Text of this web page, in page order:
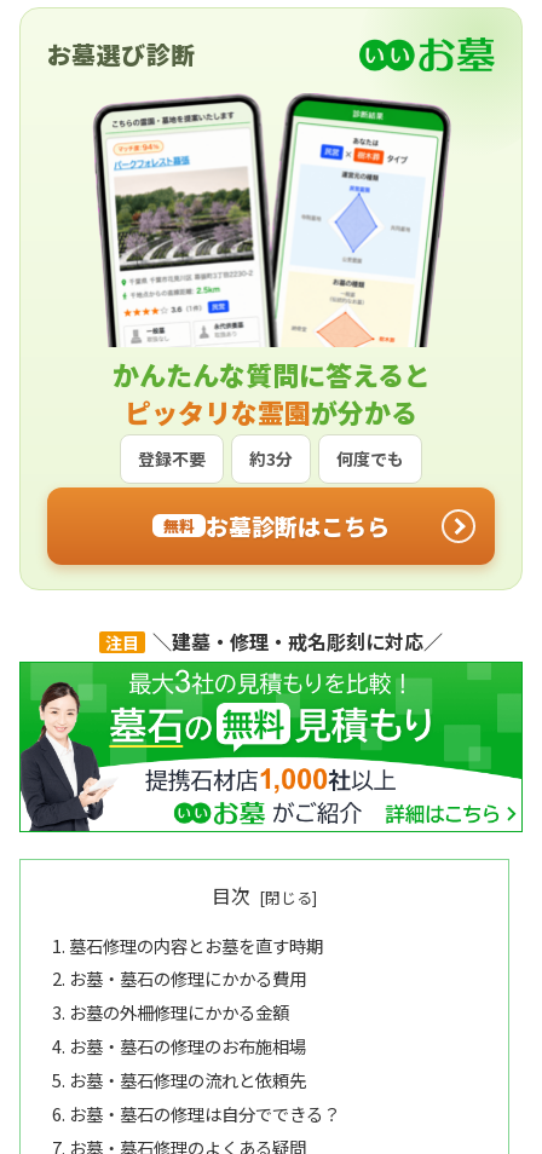
お墓選び診断
かんたんな質問に答えると
ピッタリな霊園が分かる
登録不要 約3分 何度でも
無料 お墓診断はこちら
注目 ＼建墓・修理・戒名彫刻に対応／
目次
墓石修理の内容とお墓を直す時期
お墓・墓石の修理にかかる費用
お墓の外柵修理にかかる金額
お墓・墓石の修理のお布施相場
お墓・墓石修理の流れと依頼先
お墓・墓石の修理は自分でできる？
お墓・墓石修理のよくある疑問